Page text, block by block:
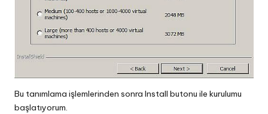
Bu tanımlama işlemlerinden sonra Install butonu ile kurulumu
başlatıyorum.